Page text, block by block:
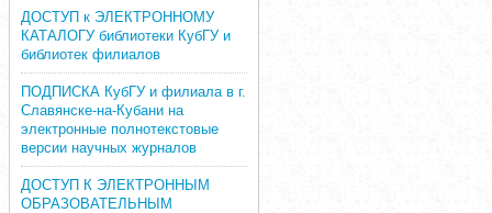
ДОСТУП к ЭЛЕКТРОННОМУ
КАТАЛОГУ библиотеки КубГУ и
библиотек филиалов
ПОДПИСКА КубГУ и филиала в г.
Славянске-на-Кубани на
электронные полнотекстовые
версии научных журналов
ДОСТУП К ЭЛЕКТРОННЫМ
ОБРАЗОВАТЕЛЬНЫМ